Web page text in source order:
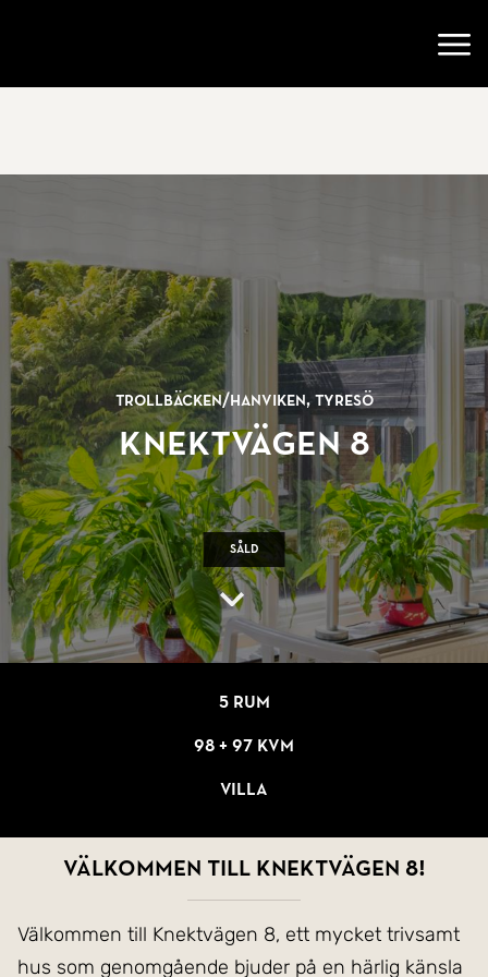
Trollbäcken/Hanviken, Tyresö
Knektvägen 8
Såld
5 rum
98 + 97 kvm
Villa
Välkommen till Knektvägen 8!
Välkommen till Knektvägen 8, ett mycket trivsamt
hus som genomgående bjuder på en härlig känsla